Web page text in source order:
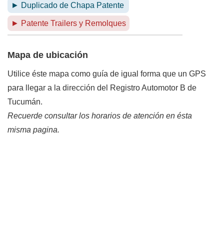
► Duplicado de Chapa Patente
► Patente Trailers y Remolques
Mapa de ubicación
Utilice éste mapa como guía de igual forma que un GPS
para llegar a la dirección del Registro Automotor B de
Tucumán.
Recuerde consultar los horarios de atención en ésta
misma pagina.